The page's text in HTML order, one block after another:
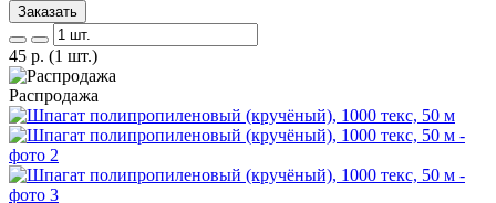
Заказать
45 р. (1 шт.)
Распродажа